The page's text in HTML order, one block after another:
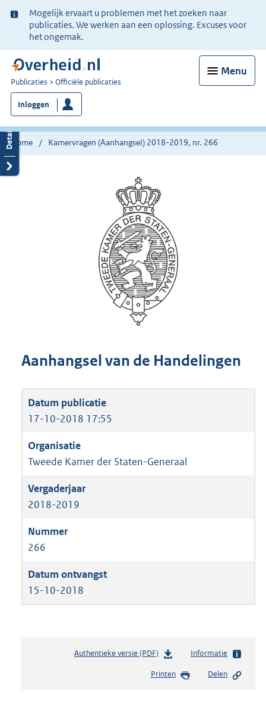
Ter
informatie:
Mogelijk ervaart u problemen met het zoeken naar
publicaties. We werken aan een oplossing. Excuses voor
het ongemak.
Menu
U
bent
nu
hier:
Publicaties Officiële publicaties
Inloggen
Home Kamervragen (Aanhangsel) 2018-2019, nr. 266
Aanhangsel van de Handelingen
17-10-2018 17:55
Tweede Kamer der Staten-Generaal
2018-2019
266
15-10-2018
Authentieke versie (PDF)b
s
Informatie
Printen Delen